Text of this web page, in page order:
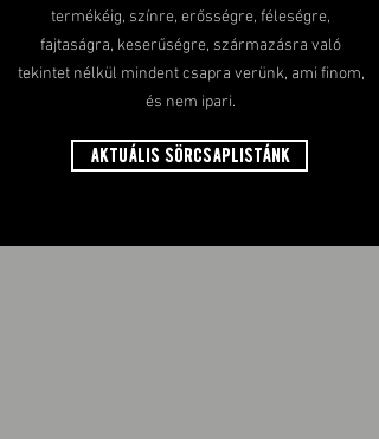
termékéig, színre, erősségre, féleségre,
fajtaságra, keserűségre, származásra való
tekintet nélkül mindent csapra verünk, ami finom,
és nem ipari.
aktuális sörcsaplistánk